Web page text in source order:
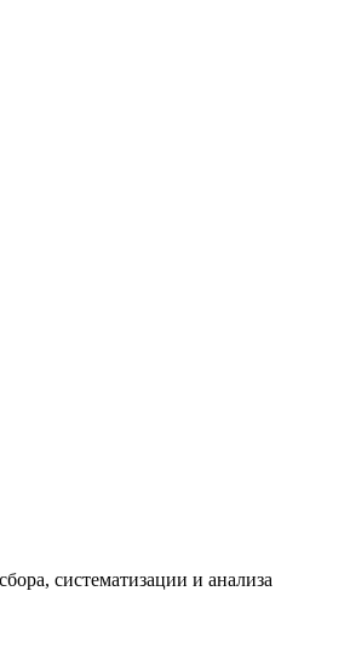
систематизации и анализа